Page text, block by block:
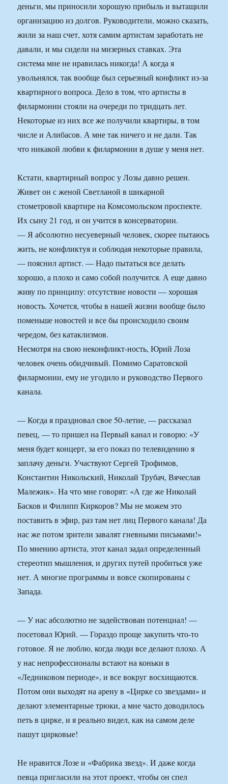
деньги, мы приносили хорошую прибыль и вытащили
организацию из долгов. Руководители, можно сказать,
жили за наш счет, хотя самим артистам заработать не
давали, и мы сидели на мизерных ставках. Эта
система мне не нравилась никогда! А когда я
увольнялся, так вообще был серьезный конфликт из-за
квартирного вопроса. Дело в том, что артисты в
филармонии стояли на очереди по тридцать лет.
Некоторые из них все же получили квартиры, в том
числе и Алибасов. А мне так ничего и не дали. Так
что никакой любви к филармонии в душе у меня нет.
Кстати, квартирный вопрос у Лозы давно решен.
Живет он с женой Светланой в шикарной
стометровой квартире на Комсомольском проспекте.
Их сыну 21 год, и он учится в консерватории.
— Я абсолютно несуеверный человек, скорее пытаюсь
жить, не конфликтуя и соблюдая некоторые правила,
— пояснил артист. — Надо пытаться все делать
хорошо, а плохо и само собой получится. А еще давно
живу по принципу: отсутствие новости — хорошая
новость. Хочется, чтобы в нашей жизни вообще было
поменьше новостей и все бы происходило своим
чередом, без катаклизмов.
Несмотря на свою неконфликт-ность, Юрий Лоза
человек очень обидчивый. Помимо Саратовской
филармонии, ему не угодило и руководство Первого
канала.
— Когда я праздновал свое 50-летие, — рассказал
певец, — то пришел на Первый канал и говорю: «У
меня будет концерт, за его показ по телевидению я
заплачу деньги. Участвуют Сергей Трофимов,
Константин Никольский, Николай Трубач, Вячеслав
Малежик». На что мне говорят: «А где же Николай
Басков и Филипп Киркоров? Мы не можем это
поставить в эфир, раз там нет лиц Первого канала! Да
нас же потом зрители завалят гневными письмами!»
По мнению артиста, этот канал задал определенный
стереотип мышления, и других путей пробиться уже
нет. А многие программы и вовсе скопированы с
Запада.
— У нас абсолютно не задействован потенциал! —
посетовал Юрий. — Гораздо проще закупить что-то
готовое. Я не люблю, когда люди все делают плохо. А
у нас непрофессионалы встают на коньки в
«Ледниковом периоде», и все вокруг восхищаются.
Потом они выходят на арену в «Цирке со звездами» и
делают элементарные трюки, а мне часто доводилось
петь в цирке, и я реально видел, как на самом деле
пашут цирковые!
Не нравится Лозе и «Фабрика звезд». И даже когда
певца пригласили на этот проект, чтобы он спел